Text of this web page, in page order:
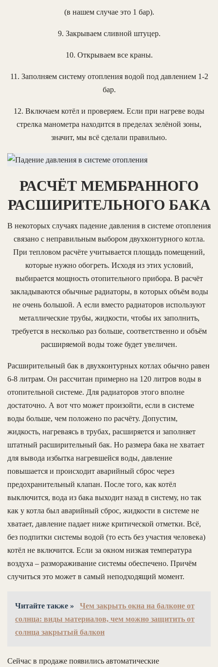
(в нашем случае это 1 бар).
9. Закрываем сливной штуцер.
10. Открываем все краны.
11. Заполняем систему отопления водой под давлением 1-2
бар.
12. Включаем котёл и проверяем. Если при нагреве воды
стрелка манометра находится в пределах зелёной зоны,
значит, мы всё сделали правильно.
РАСЧЁТ МЕМБРАННОГО
РАСШИРИТЕЛЬНОГО БАКА
В некоторых случаях падение давления в системе отопления
связано с неправильным выбором двухконтурного котла.
При тепловом расчёте учитывается площадь помещений,
которые нужно обогреть. Исходя из этих условий,
выбирается мощность отопительного прибора. В расчёт
закладываются обычные радиаторы, в которых объём воды
не очень большой. А если вместо радиаторов используют
металлические трубы, жидкости, чтобы их заполнить,
требуется в несколько раз больше, соответственно и объём
расширяемой воды тоже будет увеличен.
Расширительный бак в двухконтурных котлах обычно равен
6-8 литрам. Он рассчитан примерно на 120 литров воды в
отопительной системе. Для радиаторов этого вполне
достаточно. А вот что может произойти, если в системе
воды больше, чем положено по расчёту. Допустим,
жидкость, нагреваясь в трубах, расширяется и заполняет
штатный расширительный бак. Но размера бака не хватает
для вывода избытка нагревшейся воды, давление
повышается и происходит аварийный сброс через
предохранительный клапан. После того, как котёл
выключится, вода из бака выходит назад в систему, но так
как у котла был аварийный сброс, жидкости в системе не
хватает, давление падает ниже критической отметки. Всё,
без подпитки системы водой (то есть без участия человека)
котёл не включится. Если за окном низкая температура
воздуха – размораживание системы обеспечено. Причём
случиться это может в самый неподходящий момент.
Читайте также »
Чем закрыть окна на балконе от
солнца: виды материалов, чем можно защитить от
солнца закрытый балкон
Сейчас в продаже появились автоматические